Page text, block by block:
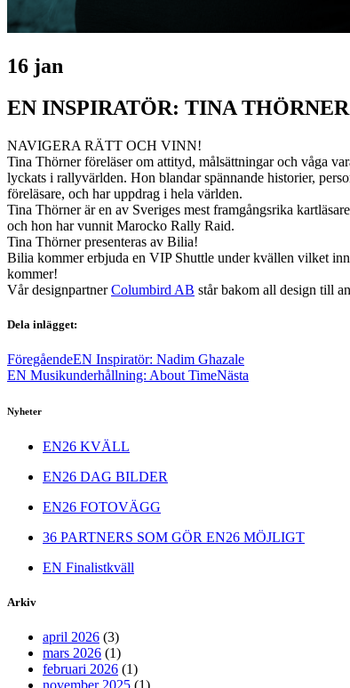
16 jan
EN INSPIRATÖR: TINA THÖRNER
NAVIGERA RÄTT OCH VINN!
Tina Thörner föreläser om attityd, målsättningar och våga
lyckats i rallyvärlden. Hon blandar spännande historier,
föreläsare, och har uppdrag i hela världen.
Tina Thörner är en av Sveriges mest framgångsrika
och hon har vunnit Marocko Rally Raid.
Tina Thörner presenteras av Bilia!
Bilia kommer erbjuda en VIP Shuttle under kvällen vilket
kommer!
Vår designpartnerColumbird AB står bakom all design till
Dela inlägget:
FöregåendeEN Inspiratör: Nadim Ghazale
EN Musikunderhållning: About TimeNästa
Nyheter
EN26 KVÄLL
EN26 DAG BILDER
EN26 FOTOVÄGG
36 PARTNERS SOM GÖR EN26 MÖJLIGT
EN Finalistkväll
Arkiv
april 2026 (3)
mars 2026 (1)
februari 2026 (1)